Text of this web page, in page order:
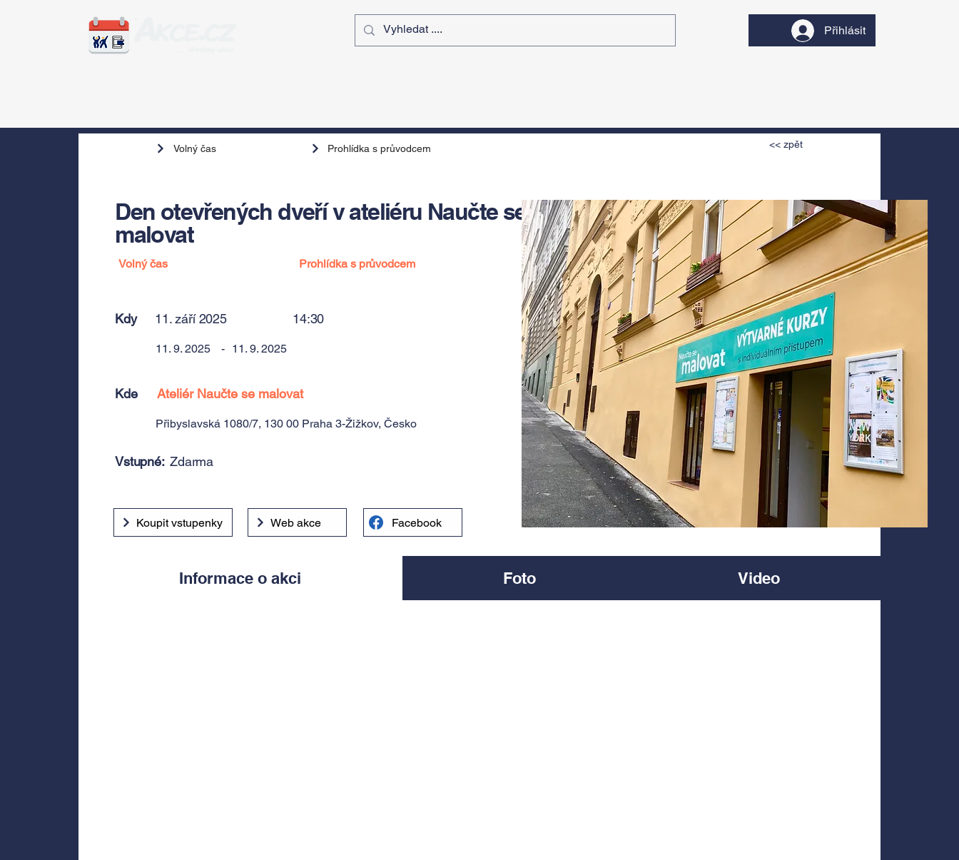
Přihlásit
Volný čas Prohlídka s průvodcem << zpět
Den otevřených dveří v ateliéru Naučte se
malovat
Volný čas Prohlídka s průvodcem
Kdy 11. září 2025 14:30
11. 9. 2025 - 11. 9. 2025
Kde Ateliér Naučte se malovat
Přibyslavská 1080/7, 130 00 Praha 3-Žižkov, Česko
Vstupné: Zdarma
Koupit vstupenky Web akce Facebook
Informace o akci Foto Video